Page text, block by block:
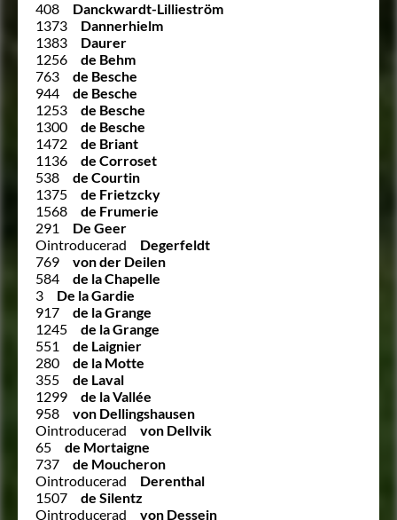
408
Danckwardt-Lillieström
1373
Dannerhielm
1383
Daurer
1256
de Behm
763
de Besche
944
de Besche
1253
de Besche
1300
de Besche
1472
de Briant
1136
de Corroset
538
de Courtin
1375
de Frietzcky
1568
de Frumerie
291
De Geer
Ointroducerad
Degerfeldt
769
von der Deilen
584
de la Chapelle
3
De la Gardie
917
de la Grange
1245
de la Grange
551
de Laignier
280
de la Motte
355
de Laval
1299
de la Vallée
958
von Dellingshausen
Ointroducerad
von Dellvik
65
de Mortaigne
737
de Moucheron
Ointroducerad
Derenthal
1507
de Silentz
Ointroducerad
von Dessein